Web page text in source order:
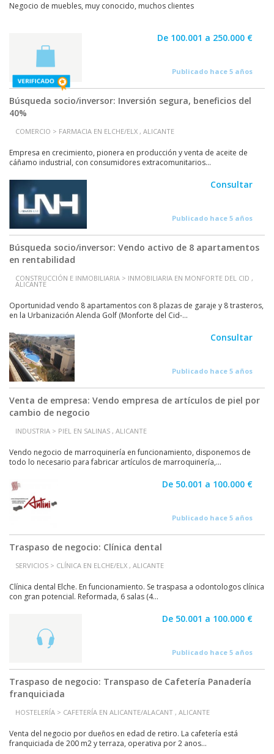
Negocio de muebles, muy conocido, muchos clientes
De 100.001 a 250.000 €
Publicado hace 5 años
Búsqueda socio/inversor: Inversión segura, beneficios del
40%
COMERCIO > FARMACIA EN ELCHE/ELX , ALICANTE
Empresa en crecimiento, pionera en producción y venta de aceite de
cáñamo industrial, con consumidores extracomunitarios...
Consultar
Publicado hace 5 años
Búsqueda socio/inversor: Vendo activo de 8 apartamentos
en rentabilidad
CONSTRUCCIÓN E INMOBILIARIA > INMOBILIARIA EN MONFORTE DEL CID ,
ALICANTE
Oportunidad vendo 8 apartamentos con 8 plazas de garaje y 8 trasteros,
en la Urbanización Alenda Golf (Monforte del Cid-...
Consultar
Publicado hace 5 años
Venta de empresa: Vendo empresa de artículos de piel por
cambio de negocio
INDUSTRIA > PIEL EN SALINAS , ALICANTE
Vendo negocio de marroquinería en funcionamiento, disponemos de
todo lo necesario para fabricar artículos de marroquinería,...
De 50.001 a 100.000 €
Publicado hace 5 años
Traspaso de negocio: Clínica dental
SERVICIOS > CLÍNICA EN ELCHE/ELX , ALICANTE
Clínica dental Elche. En funcionamiento. Se traspasa a odontologos clínica
con gran potencial. Reformada, 6 salas (4...
De 50.001 a 100.000 €
Publicado hace 5 años
Traspaso de negocio: Transpaso de Cafetería Panadería
franquiciada
HOSTELERÍA > CAFETERÍA EN ALICANTE/ALACANT , ALICANTE
Venta del negocio por dueños en edad de retiro. La cafetería está
franquiciada de 200 m2 y terraza, operativa por 2 anos...